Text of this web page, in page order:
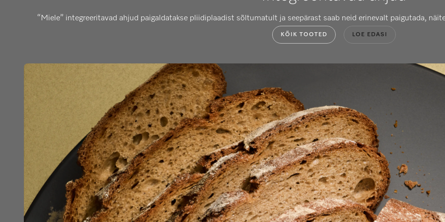
“Miele” integreeritavad ahjud paigaldatakse pliidiplaadist sõltumatult ja seepärast saab neid erinevalt paigutada,
KÕIK TOOTED LOE EDASI